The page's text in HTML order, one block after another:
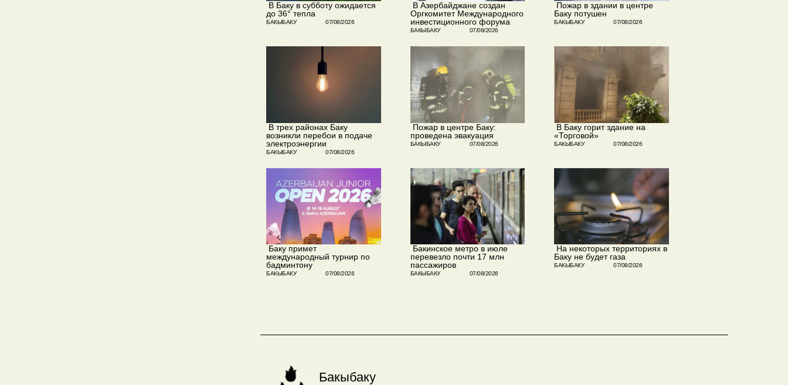
​ В Баку в субботу ожидается
до 36° тепла
БАКЫБАКУ 07/08/2026
​ В Азербайджане создан
Оргкомитет Международного
инвестиционного форума
БАКЫБАКУ 07/08/2026
​ Пожар в здании в центре
Баку потушен
БАКЫБАКУ 07/08/2026
​ В трех районах Баку
возникли перебои в подаче
электроэнергии
БАКЫБАКУ 07/08/2026
​ Пожар в центре Баку:
проведена эвакуация
БАКЫБАКУ 07/08/2026
​ В Баку горит здание на
«Торговой»
БАКЫБАКУ 07/08/2026
​ Баку примет
международный турнир по
бадминтону
БАКЫБАКУ 07/08/2026
​ Бакинское метро в июле
перевезло почти 17 млн
пассажиров
БАКЫБАКУ 07/08/2026
​ На некоторых территориях в
Баку не будет газа
БАКЫБАКУ 07/08/2026
Бакыбаку